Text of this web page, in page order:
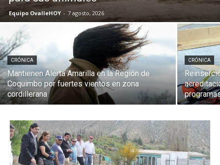
Equipo OvalleHOY - 7 agosto, 2026
CRÓNICA
Mantienen Alerta Amarilla en la Región de
Coquimbo por fuertes vientos en zona
cordillerana
CRÓNICA